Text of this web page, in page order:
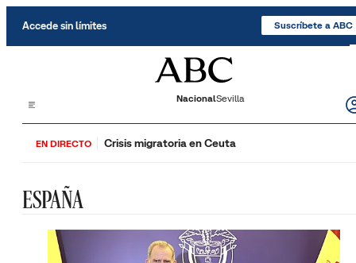
Accede sin límites Suscríbete a ABC
NacionalSevilla
EN DIRECTO Crisis migratoria en Ceuta
ESPAÑA